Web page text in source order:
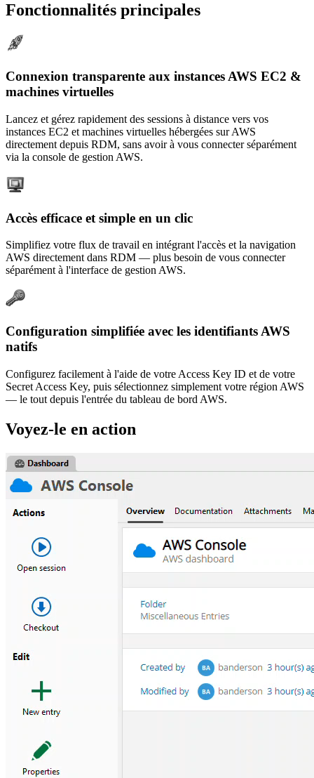
Fonctionnalités principales
Connexion transparente aux instances AWS EC2 &
machines virtuelles
Lancez et gérez rapidement des sessions à distance vers vos
instances EC2 et machines virtuelles hébergées sur AWS
directement depuis RDM, sans avoir à vous connecter séparément
via la console de gestion AWS.
Accès efficace et simple en un clic
Simplifiez votre flux de travail en intégrant l'accès et la navigation
AWS directement dans RDM — plus besoin de vous connecter
séparément à l'interface de gestion AWS.
Configuration simplifiée avec les identifiants AWS
natifs
Configurez facilement à l'aide de votre Access Key ID et de votre
Secret Access Key, puis sélectionnez simplement votre région AWS
— le tout depuis l'entrée du tableau de bord AWS.
Voyez-le en action